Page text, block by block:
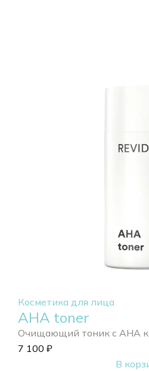
Косметика для лица
AHA toner
Очищающий тоник с AHA
7 100 ₽
В